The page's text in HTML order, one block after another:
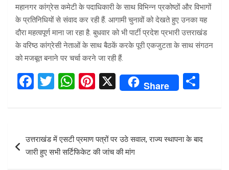
महानगर कांग्रेस कमेटी के पदाधिकारी के साथ विभिन्न प्रकोष्ठों और विभागों
के प्रतिनिधियों से संवाद कर रही हैं. आगामी चुनावों को देखते हुए उनका यह
दौरा महत्वपूर्ण माना जा रहा है. बुधवार को भी पार्टी प्रदेश प्रभारी उत्तराखंड
के वरिष्ठ कांग्रेसी नेताओं के साथ बैठकें करके पूरी एकजुटता के साथ संगठन
को मजबूत बनाने पर चर्चा करने जा रही हैं.
F
ce
o
o
T
tt
er
W
at
A
Pi
er
es
t
X Share
ar
navigation
उत्तराखंड में एसटी प्रमाण पत्रों पर उठे सवाल, राज्य स्थापना के बाद
जारी हुए सभी सर्टिफिकेट की जांच की मांग